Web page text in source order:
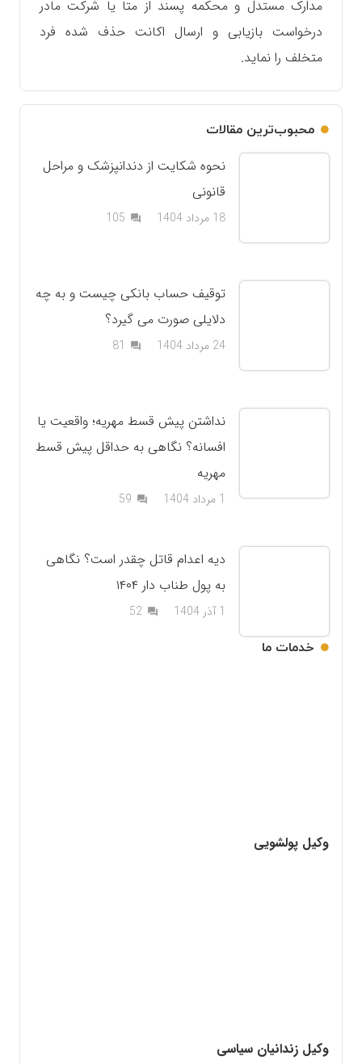
مدارک مستدل و محکمه پسند از متا یا شرکت مادر
درخواست بازیابی و ارسال اکانت حذف شده فرد
متخلف را نماید.
محبوب‌ترین مقالات
نحوه شکایت از دندانپزشک و مراحل
قانونی
18 مرداد 1404 question_answer
105دیدگاه
توقیف حساب بانکی چیست و به چه
دلایلی صورت می گیرد؟
24 مرداد 1404 question_answer
81دیدگاه
نداشتن پیش قسط مهریه؛ واقعیت یا
افسانه؟ نگاهی به حداقل پیش قسط
مهریه
1 مرداد 1404 question_answer
59دیدگاه
دیه اعدام قاتل چقدر است؟ نگاهی
به پول طناب دار ۱۴۰۴
1 آذر 1404 question_answer
52دیدگاه
خدمات ما
وکیل پولشویی
وکیل زندانیان سیاسی